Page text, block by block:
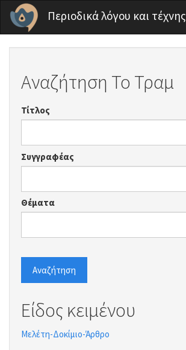
Παράκαμψη προς το κυρίως περιεχόμενο
Περιοδικά λόγου και τέχνης
Αναζήτηση Το Τραμ
Τίτλος
Συγγραφέας
Θέματα
Αναζήτηση
Είδος κειμένου
Μελέτη-Δοκίμιο-Άρθρο